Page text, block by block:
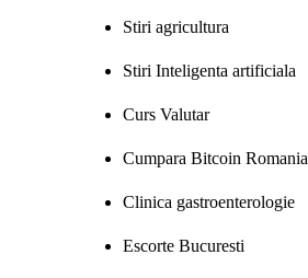
Stiri agricultura
Stiri Inteligenta artificiala
Curs Valutar
Cumpara Bitcoin Romania
Clinica gastroenterologie
Escorte Bucuresti